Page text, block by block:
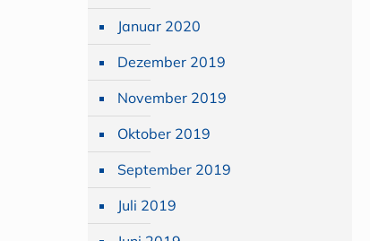
Januar 2020
Dezember 2019
November 2019
Oktober 2019
September 2019
Juli 2019